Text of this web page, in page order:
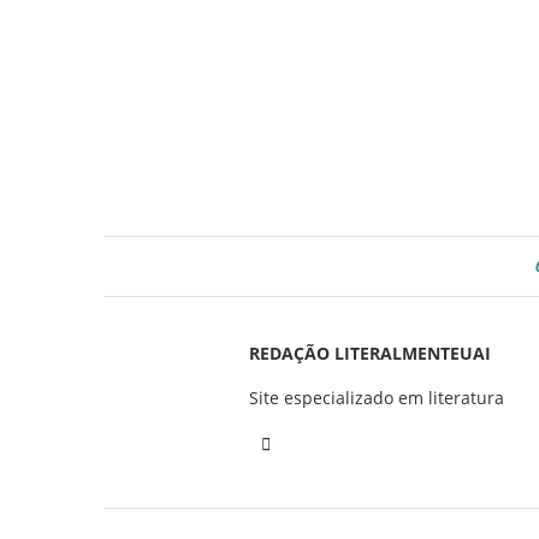
REDAÇÃO LITERALMENTEUAI
Site especializado em literatura